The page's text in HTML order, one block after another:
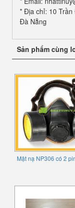
* Địa chỉ: 10 Trần
Đà Nẵng
Sản phẩm cùng
Mặt nạ NP306 có 2